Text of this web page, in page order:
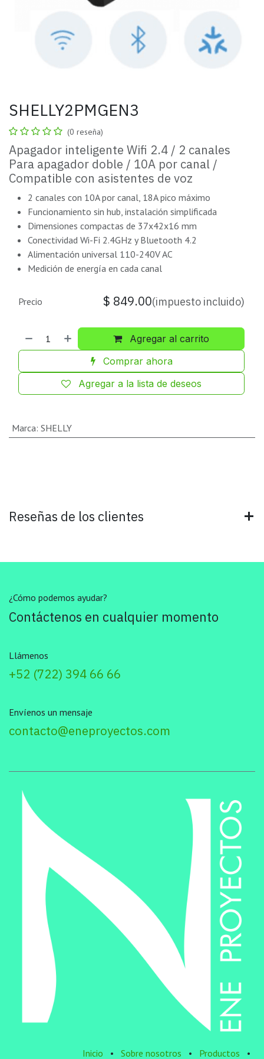
SHELLY2PMGEN3
(0 reseña)
Apagador inteligente Wifi 2.4 / 2 canales
Para apagador doble / 10A por canal /
Compatible con asistentes de voz
2 canales con 10A por canal, 18A pico máximo
Funcionamiento sin hub, instalación simplificada
Dimensiones compactas de 37x42x16 mm
Conectividad Wi-Fi 2.4GHz y Bluetooth 4.2
Alimentación universal 110-240V AC
Medición de energía en cada canal
Agregar al carrito
Comprar ahora
Agregar a la lista de deseos
Precio $ 849.00(impuesto incluido)
Marca: SHELLY
Reseñas de los clientes
¿Cómo podemos ayudar?
Contáctenos en cualquier momento
Llámenos
+52 (722) 394 66 66
Envíenos un mensaje
contacto@eneproyectos.com
Inicio • Sobre nosotros • Productos •